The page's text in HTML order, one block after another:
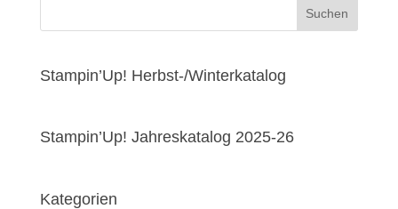
Stampin’Up! Herbst-/Winterkatalog
Stampin’Up! Jahreskatalog 2025-26
Kategorien